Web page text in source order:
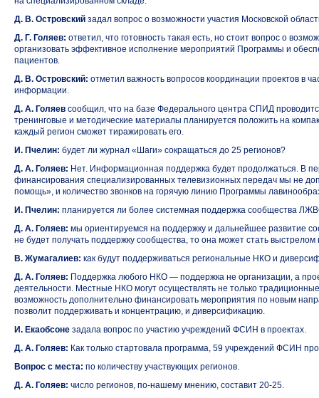
Д. В. Островский задал вопрос о возможности участия Московской
Д. Г. Голяев: ответил, что готовность такая есть, но стоит вопрос о
организовать эффективное исполнение мероприятий Программы и
пациентов.
Д. В. Островский: отметил важность вопросов координации проектов в
информации.
Д. А. Голяев сообщил, что на базе Федерального центра СПИД
тренинговые и методические материалы планируется положить на
каждый регион сможет тиражировать его.
И. Пчелин: будет ли журнал «Шаги» сокращаться до 25 регионов?
Д. А. Голяев: Нет. Информационная поддержка будет продолжаться. В
финансирования специализированных телевизионных передач мы не
помощь», и количество звонков на горячую линию Программы
И. Пчелин: планируется ли более системная поддержка сообщества
Д. А. Голяев: мы ориентируемся на поддержку и дальнейшее развитие
не будет получать поддержку сообщества, то она может стать выстрелом
В. Жумагалиев: как будут поддерживаться региональные НКО и
Д. А. Голяев: Поддержка любого НКО — поддержка не организации, а
деятельности. Местные НКО могут осуществлять не только
возможность дополнительно финансировать мероприятия по новым
позволит поддерживать и концентрацию, и диверсификацию.
И. Екаобсоне задала вопрос по участию учреждений ФСИН в проектах.
Д. А. Голяев: Как только стартовала программа, 59 учреждений ФСИН
Вопрос с места: по количеству участвующих регионов.
Д. А. Голяев: число регионов, по-нашему мнению, составит 20-25.